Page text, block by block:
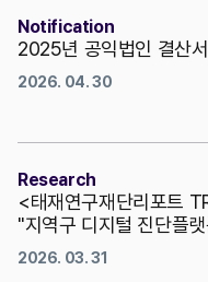
Notification
2025년 공익법인 결산
2026. 04. 30
Research
<태재연구재단리포트
"지역구 디지털 진단플
2026. 03. 31